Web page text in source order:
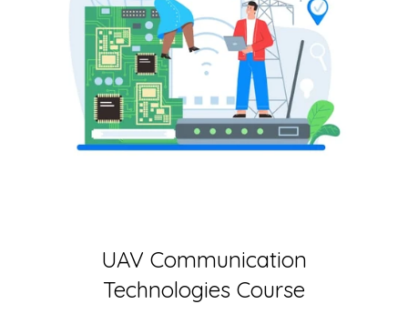
UAV Communication
Technologies Course